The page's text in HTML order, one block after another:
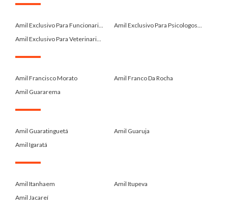
Amil Exclusivo Para Funcionari...
Amil Exclusivo Para Psicologos...
Amil Exclusivo Para Veterinari...
Amil Francisco Morato
Amil Franco Da Rocha
Amil Guararema
Amil Guaratinguetá
Amil Guaruja
Amil Igaratá
Amil Itanhaem
Amil Itupeva
Amil Jacareí